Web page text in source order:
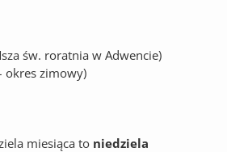
św. roratnia w Adwencie)
okres zimowy)
miesiąca to niedziela